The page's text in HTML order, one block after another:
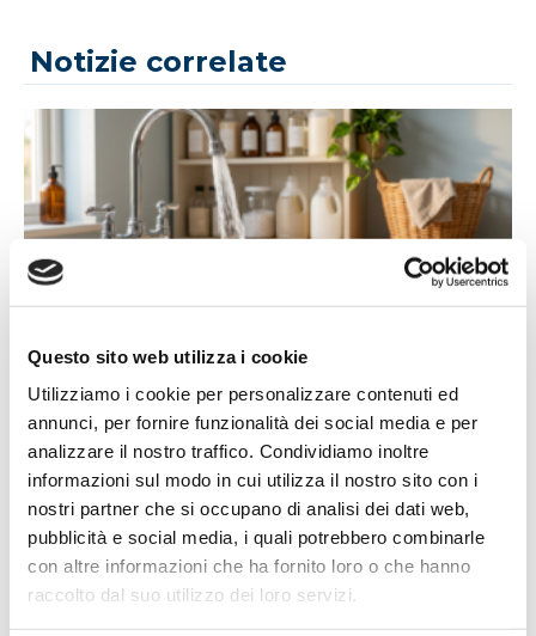
Questo sito web utilizza i cookie
Utilizziamo i cookie per personalizzare contenuti ed
annunci, per fornire funzionalità dei social media e per
analizzare il nostro traffico. Condividiamo inoltre
informazioni sul modo in cui utilizza il nostro sito con i
nostri partner che si occupano di analisi dei dati web,
pubblicità e social media, i quali potrebbero combinarle
con altre informazioni che ha fornito loro o che hanno
raccolto dal suo utilizzo dei loro servizi.
Notizie correlate
responsabilità di tutti
L'estate porta con sé giornate più calde, campagne più
assetate...
Leggi tutto »